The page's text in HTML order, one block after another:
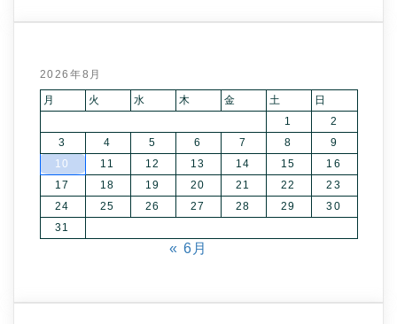
2026年8月
月 火 水 木 金 土
日
1
2
3
4 5 6 7 8
9
10
11 12 13 14 15
16
17
18 19 20 21 22
23
24
25 26 27 28 29
30
31
« 6月